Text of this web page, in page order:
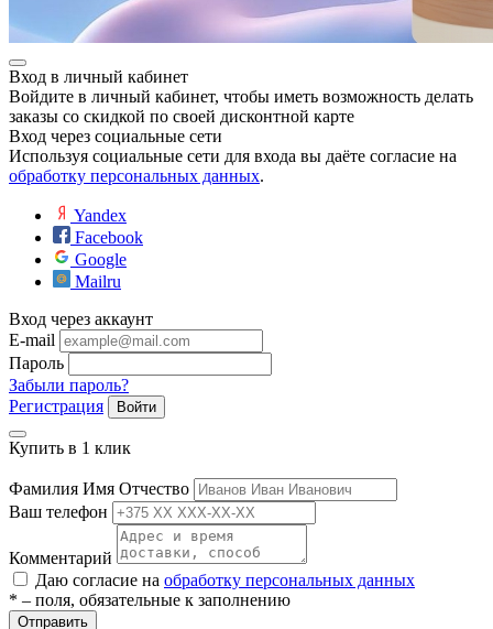
Вход в личный кабинет
Войдите в личный кабинет, чтобы иметь возможность делать
заказы со скидкой по своей дисконтной карте
Вход через социальные сети
Используя социальные сети для входа вы даёте согласие на
обработку персональных данных.
Yandex
Facebook
Google
Mailru
Вход через аккаунт
E-mail
Пароль
Забыли пароль?
Регистрация
Войти
Купить в 1 клик
Фамилия Имя Отчество
Ваш телефон
Комментарий
Даю согласие на обработку персональных данных
* – поля, обязательные к заполнению
Отправить